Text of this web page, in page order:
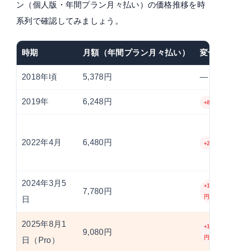
ン（個人版・年間プラン月々払い）の価格推移を時
系列で確認してみましょう。
時期 月額（年間プラン月々払い） 変化幅
2018年頃 5,378円 —
2019年 6,248円 +870円
2022年4月 6,480円 +232円
2024年3月5
日
7,780円
+1,300
円
2025年8月1
日（Pro）
9,080円
+1,300
円